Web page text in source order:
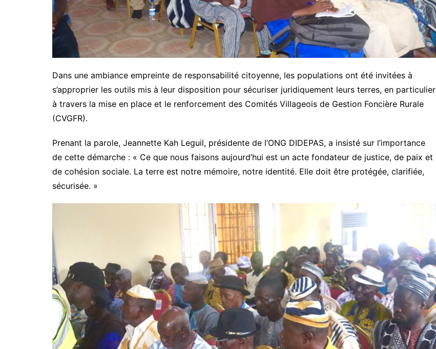
Dans une ambiance empreinte de responsabilité citoyenne, les populations ont été invitées à
s’approprier les outils mis à leur disposition pour sécuriser juridiquement leurs terres, en particulier
à travers la mise en place et le renforcement des Comités Villageois de Gestion Foncière Rurale
(CVGFR).
Prenant la parole, Jeannette Kah Leguil, présidente de l’ONG DIDEPAS, a insisté sur l’importance
de cette démarche : « Ce que nous faisons aujourd’hui est un acte fondateur de justice, de paix et
de cohésion sociale. La terre est notre mémoire, notre identité. Elle doit être protégée, clarifiée,
sécurisée. »